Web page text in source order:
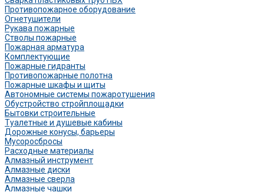
Противопожарное оборудование
Огнетушители
Рукава пожарные
Стволы пожарные
Пожарная арматура
Комплектующие
Пожарные гидранты
Противопожарные полотна
Пожарные шкафы и щиты
Автономные системы пожаротушения
Обустройство стройплощадки
Бытовки строительные
Туалетные и душевые кабины
Дорожные конусы, барьеры
Мусоросбросы
Расходные материалы
Алмазный инструмент
Алмазные диски
Алмазные сверла
Алмазные чашки